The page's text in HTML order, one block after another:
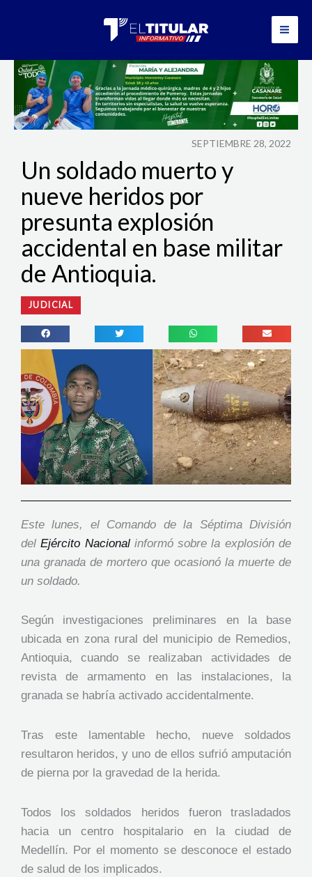
SEPTIEMBRE 28, 2022
Un soldado muerto y
nueve heridos por
presunta explosión
accidental en base militar
de Antioquia.
JUDICIAL
Este lunes, el Comando de la Séptima División
delEjército Nacional informó sobre la explosión de
una granada de mortero que ocasionó la muerte de
un soldado.
Según investigaciones preliminares en la base
ubicada en zona rural del municipio de Remedios,
Antioquia, cuando se realizaban actividades de
revista de armamento en las instalaciones, la
granada se habría activado accidentalmente.
Tras este lamentable hecho, nueve soldados
resultaron heridos, y uno de ellos sufrió amputación
de pierna por la gravedad de la herida.
Todos los soldados heridos fueron trasladados
hacia un centro hospitalario en la ciudad de
Medellín. Por el momento se desconoce el estado
de salud de los implicados.